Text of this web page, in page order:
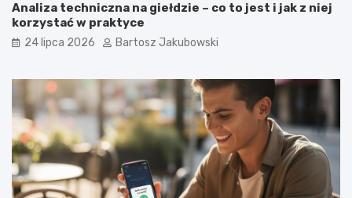
Analiza techniczna na giełdzie – co to jest i jak z niej
korzystać w praktyce
24 lipca 2026 Bartosz Jakubowski